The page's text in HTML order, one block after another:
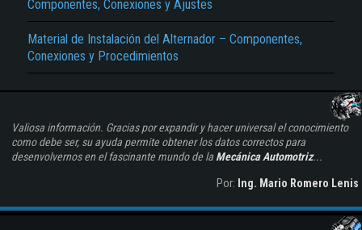
Componentes, Conexiones y Ajustes
Material de Instalación del Alternador – Componentes,
Conexiones y Procedimientos
Valiosa información. Gracias por expandir y hacer universal el conocimiento
como debe ser, su ayuda permite obtener los datos correctos para
desenvolvernos en el fascinante mundo de la Mecánica Automotriz...
Por: Ing. Mario Romero Lenis